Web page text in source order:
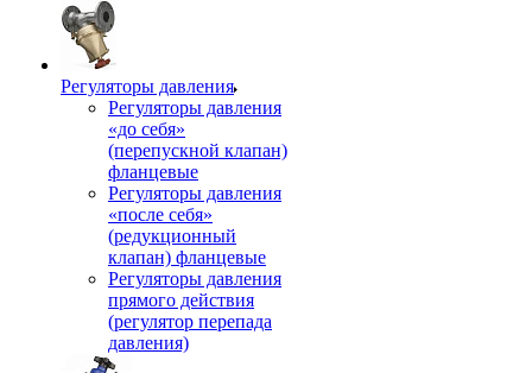
Регуляторы давления
Регуляторы давления
«до себя»
(перепускной клапан)
фланцевые
Регуляторы давления
«после себя»
(редукционный
клапан) фланцевые
Регуляторы давления
прямого действия
(регулятор перепада
давления)